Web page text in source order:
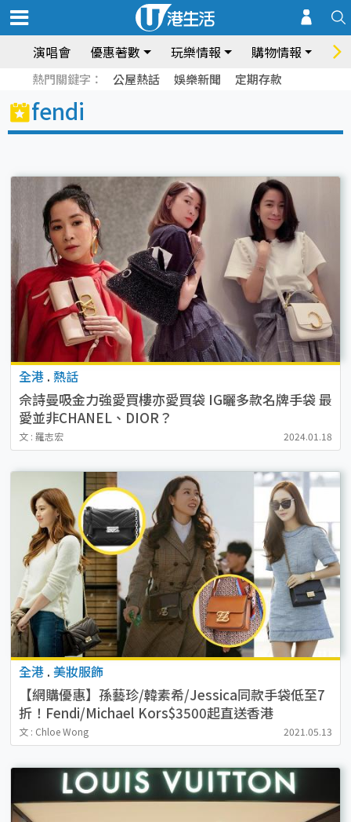
演唱會 優惠著數 玩樂情報 購物情報 飲
熱門關鍵字： 公屋熱話 娛樂新聞 定期存款
fendi
全港 . 熱話
佘詩曼吸金力強愛買樓亦愛買袋 IG曬多款名牌手袋 最
愛並非CHANEL、DIOR？
文 : 羅志宏 2024.01.18
全港 . 美妝服飾
【網購優惠】孫藝珍/韓素希/Jessica同款手袋低至7
折！Fendi/Michael Kors$3500起直送香港
文 : Chloe Wong 2021.05.13